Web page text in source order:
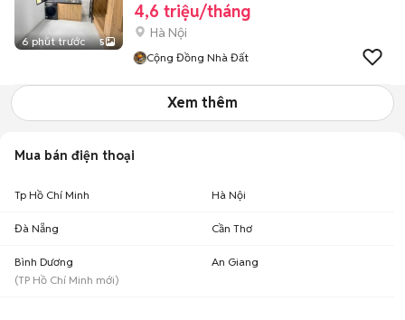
6 phút trước 5
4,6 triệu/tháng
Hà Nội
Cộng Đồng Nhà Đất
Xem thêm
Mua bán điện thoại
Tp Hồ Chí Minh Hà Nội
Đà Nẵng Cần Thơ
Bình Dương
(TP Hồ Chí Minh mới)
An Giang